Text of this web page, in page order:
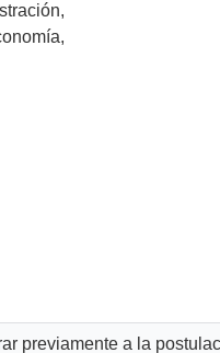
previamente a la